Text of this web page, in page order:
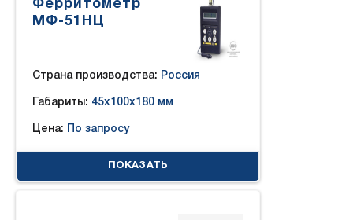
Ферритометр
МФ-51НЦ
Страна производства: Россия
Габариты: 45x100x180 мм
Цена: По запросу
ПОКАЗАТЬ